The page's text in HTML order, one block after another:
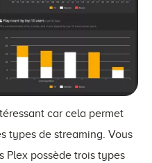
car cela permet
types de streaming. Vous
Plex possède trois types